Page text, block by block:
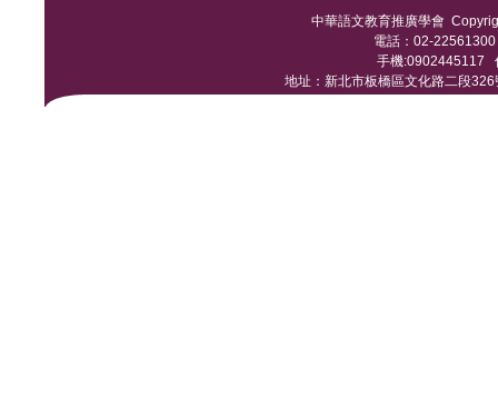
中華語文教育推廣學會
電話：02-
手機:0902445117
地址：新北市板橋區文化路二段